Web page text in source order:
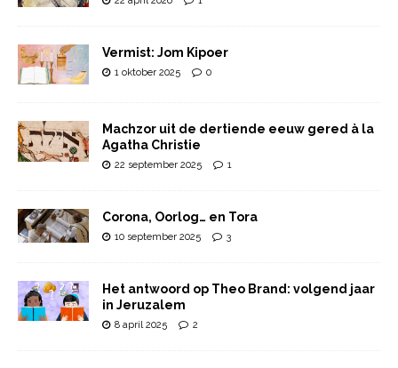
Vermist: Jom Kipoer
1 oktober 2025 0
Machzor uit de dertiende eeuw gered à la
Agatha Christie
22 september 2025 1
Corona, Oorlog… en Tora
10 september 2025 3
Het antwoord op Theo Brand: volgend jaar
in Jeruzalem
8 april 2025 2